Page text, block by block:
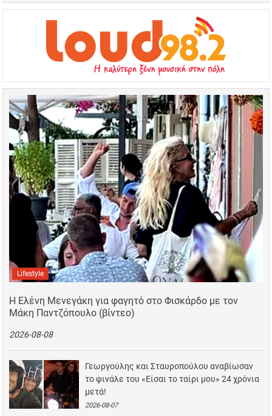
Lifestyle
Η Ελένη Μενεγάκη για φαγητό στο Φισκάρδο με τον
Μάκη Παντζόπουλο (βίντεο)
2026-08-08
Γεωργούλης και Σταυροπούλου αναβίωσαν
το φινάλε του «Είσαι το ταίρι μου» 24 χρόνια
μετά!
2026-08-07